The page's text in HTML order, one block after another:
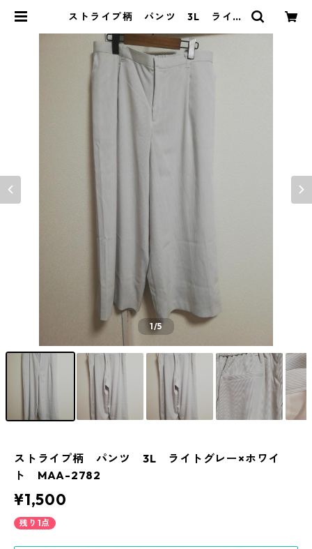
ストライプ柄 パンツ 3L ライト
OLUCK PRODUCE
1/5
ストライプ柄 パンツ 3L ライトグレー×ホワイ
ト MAA-2782
¥1,500
残り1点